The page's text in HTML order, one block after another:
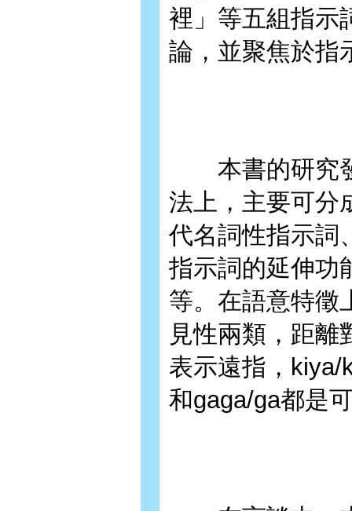
裡」等五組指示
論，並聚焦於指
本書的研究發
法上，主要可分
代名詞性指示詞
指示詞的延伸功
等。在語意特徵
見性兩類，距離
表示遠指，kiya/
和gaga/ga都是